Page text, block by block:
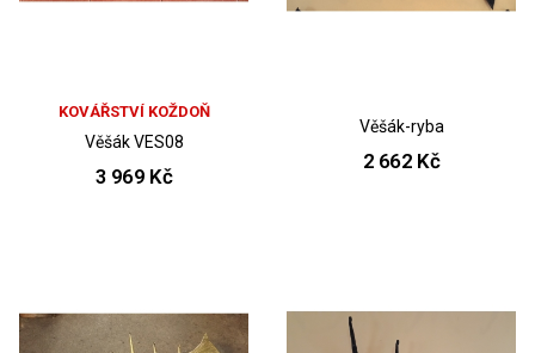
KOVÁŘSTVÍ KOŽDOŇ
Věšák VES08
3 969 Kč
Věšák-ryba
2 662 Kč